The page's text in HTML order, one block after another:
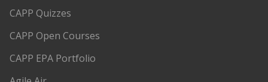
Events & Webinars
Productsheets
CAPP Quizzes
CAPP Open Courses
CAPP EPA Portfolio